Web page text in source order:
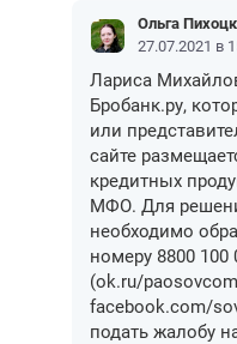
Ольга
27.07.2021 в
Лариса
Бробанк.ру,
или
сайте
кредитных
МФО. Для
необходимо
номеру 8800 100
(ok.ru/
facebook.com/
подать жалобу